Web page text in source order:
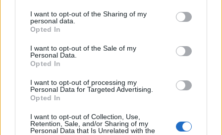
not limited to your visit or usage behaviour. You may click to
grant or deny consent to Google and its third-party tags to
use your data for below specified purposes in below Google
consent section.
I want to opt-out of the Sharing of my
personal data.
Opted In
I want to opt-out of the Sale of my
Personal Data.
Opted In
I want to opt-out of processing my
Personal Data for Targeted Advertising.
Opted In
I want to opt-out of Collection, Use,
Retention, Sale, and/or Sharing of my
Personal Data that Is Unrelated with the
MŰEMLÉK VIDEÓ